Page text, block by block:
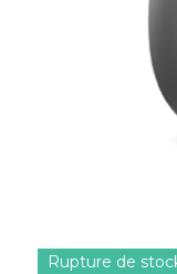
Rupture de